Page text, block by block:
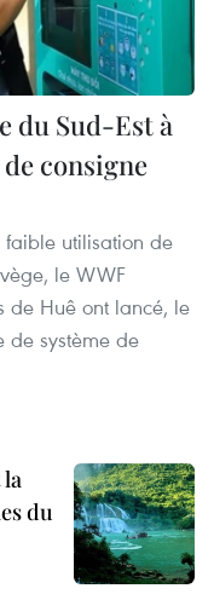
du Sud-Est à
consigne
faible utilisation de
le WWF
de Huê ont lancé, le
de système de
la
du